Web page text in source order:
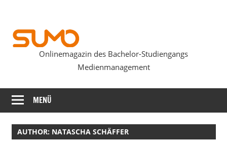
springen
SUMOmag
Onlinemagazin des Bachelor-Studiengangs
Medienmanagement
MENÜ
AUTHOR: NATASCHA SCHÄFFER